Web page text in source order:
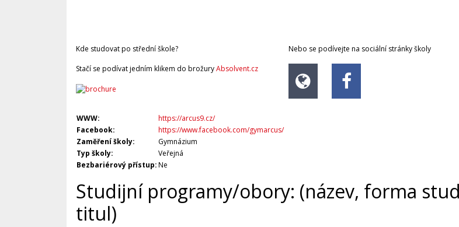
Kde studovat po střední škole?
Stačí se podívat jedním klikem do brožuryAbsolvent.cz
Nebo se podívejte na sociální stránky školy
WWW:
https://arcus9.cz/
Facebook:
https://www.facebook.com/gymarcus/
Zaměření školy:
Gymnázium
Typ školy:
Veřejná
Bezbariérový přístup:Ne
Studijní programy/obory: (název, forma
titul)